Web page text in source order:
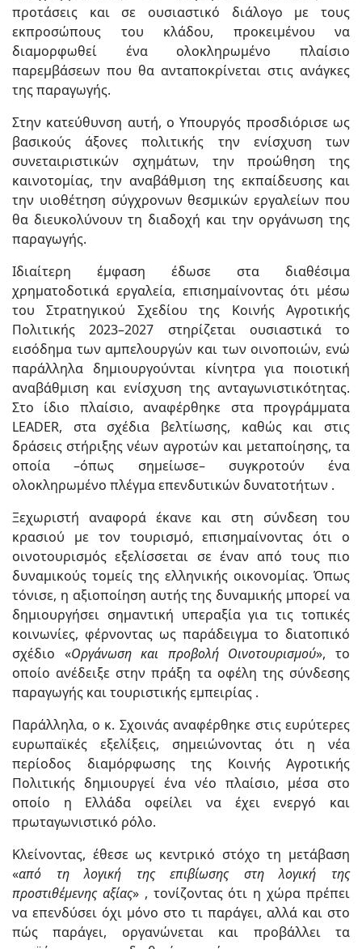
προτάσεις και σε ουσιαστικό διάλογο με τους
εκπροσώπους του κλάδου, προκειμένου να
διαμορφωθεί ένα ολοκληρωμένο πλαίσιο
παρεμβάσεων που θα ανταποκρίνεται στις ανάγκες
της παραγωγής.
Στην κατεύθυνση αυτή, ο Υπουργός προσδιόρισε ως
βασικούς άξονες πολιτικής την ενίσχυση των
συνεταιριστικών σχημάτων, την προώθηση της
καινοτομίας, την αναβάθμιση της εκπαίδευσης και
την υιοθέτηση σύγχρονων θεσμικών εργαλείων που
θα διευκολύνουν τη διαδοχή και την οργάνωση της
παραγωγής.
Ιδιαίτερη έμφαση έδωσε στα διαθέσιμα
χρηματοδοτικά εργαλεία, επισημαίνοντας ότι μέσω
του Στρατηγικού Σχεδίου της Κοινής Αγροτικής
Πολιτικής 2023–2027 στηρίζεται ουσιαστικά το
εισόδημα των αμπελουργών και των οινοποιών, ενώ
παράλληλα δημιουργούνται κίνητρα για ποιοτική
αναβάθμιση και ενίσχυση της ανταγωνιστικότητας.
Στο ίδιο πλαίσιο, αναφέρθηκε στα προγράμματα
LEADER, στα σχέδια βελτίωσης, καθώς και στις
δράσεις στήριξης νέων αγροτών και μεταποίησης, τα
οποία –όπως σημείωσε– συγκροτούν ένα
ολοκληρωμένο πλέγμα επενδυτικών δυνατοτήτων .
Ξεχωριστή αναφορά έκανε και στη σύνδεση του
κρασιού με τον τουρισμό, επισημαίνοντας ότι ο
οινοτουρισμός εξελίσσεται σε έναν από τους πιο
δυναμικούς τομείς της ελληνικής οικονομίας. Όπως
τόνισε, η αξιοποίηση αυτής της δυναμικής μπορεί να
δημιουργήσει σημαντική υπεραξία για τις τοπικές
κοινωνίες, φέρνοντας ως παράδειγμα το διατοπικό
σχέδιο «Οργάνωση και προβολή Οινοτουρισμού», το
οποίο ανέδειξε στην πράξη τα οφέλη της σύνδεσης
παραγωγής και τουριστικής εμπειρίας .
Παράλληλα, ο κ. Σχοινάς αναφέρθηκε στις ευρύτερες
ευρωπαϊκές εξελίξεις, σημειώνοντας ότι η νέα
περίοδος διαμόρφωσης της Κοινής Αγροτικής
Πολιτικής δημιουργεί ένα νέο πλαίσιο, μέσα στο
οποίο η Ελλάδα οφείλει να έχει ενεργό και
πρωταγωνιστικό ρόλο.
Κλείνοντας, έθεσε ως κεντρικό στόχο τη μετάβαση
«από τη λογική της επιβίωσης στη λογική της
προστιθέμενης αξίας» , τονίζοντας ότι η χώρα πρέπει
να επενδύσει όχι μόνο στο τι παράγει, αλλά και στο
πώς παράγει, οργανώνεται και προβάλλει τα